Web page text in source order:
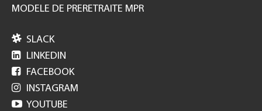
MODELE DE PRERETRAITE MPR
 SLACK
 LINKEDIN
 FACEBOOK
 INSTAGRAM
 YOUTUBE